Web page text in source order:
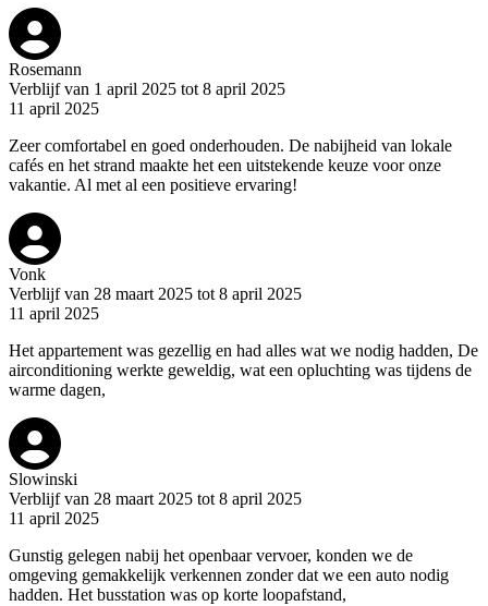
Rosemann
Verblijf van 1 april 2025 tot 8 april 2025
11 april 2025
Zeer comfortabel en goed onderhouden. De nabijheid van lokale
cafés en het strand maakte het een uitstekende keuze voor onze
vakantie. Al met al een positieve ervaring!
Vonk
Verblijf van 28 maart 2025 tot 8 april 2025
11 april 2025
Het appartement was gezellig en had alles wat we nodig hadden, De
airconditioning werkte geweldig, wat een opluchting was tijdens de
warme dagen,
Slowinski
Verblijf van 28 maart 2025 tot 8 april 2025
11 april 2025
Gunstig gelegen nabij het openbaar vervoer, konden we de
omgeving gemakkelijk verkennen zonder dat we een auto nodig
hadden. Het busstation was op korte loopafstand,